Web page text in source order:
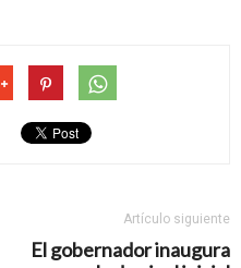
Artículo siguiente
El gobernador inaugura